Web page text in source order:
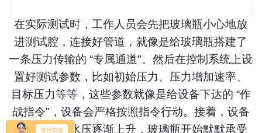
在实际测试时，工作人员会先把玻璃瓶小心地放
进测试腔，连接好管道，就像是给玻璃瓶搭建了
一条压力传输的 “专属通道"。然后在控制系统上设
置好测试参数，比如初始压力、压力增加速率、
目标压力等等，这些参数就像是给设备下达的 “作
战指令"，设备会严格按照指令行动。接着，设备
开始工作，水压逐渐上升，玻璃瓶开始默默承受